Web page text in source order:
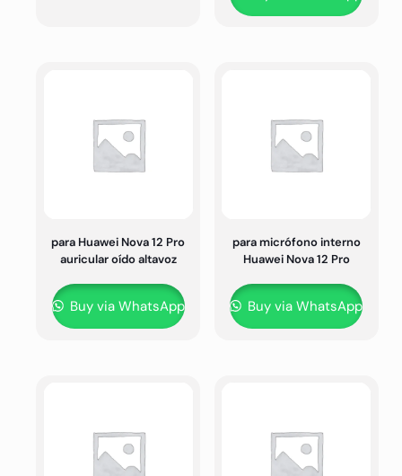
para Huawei Nova 12 Pro
auricular oído altavoz
Buy via WhatsApp
para micrófono interno
Huawei Nova 12 Pro
Buy via WhatsApp